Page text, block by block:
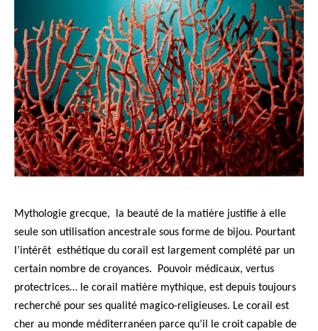
Mythologie grecque, la beauté de la matière justifie à elle
seule son utilisation ancestrale sous forme de bijou. Pourtant
l’intérêt esthétique du corail est largement complété par un
certain nombre de croyances. Pouvoir médicaux, vertus
protectrices… le corail matière mythique, est depuis toujours
recherché pour ses qualité magico-religieuses. Le corail est
cher au monde méditerranéen parce qu’il le croit capable de